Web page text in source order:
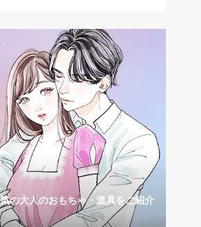
の大人のおもちゃ・道具をご紹介